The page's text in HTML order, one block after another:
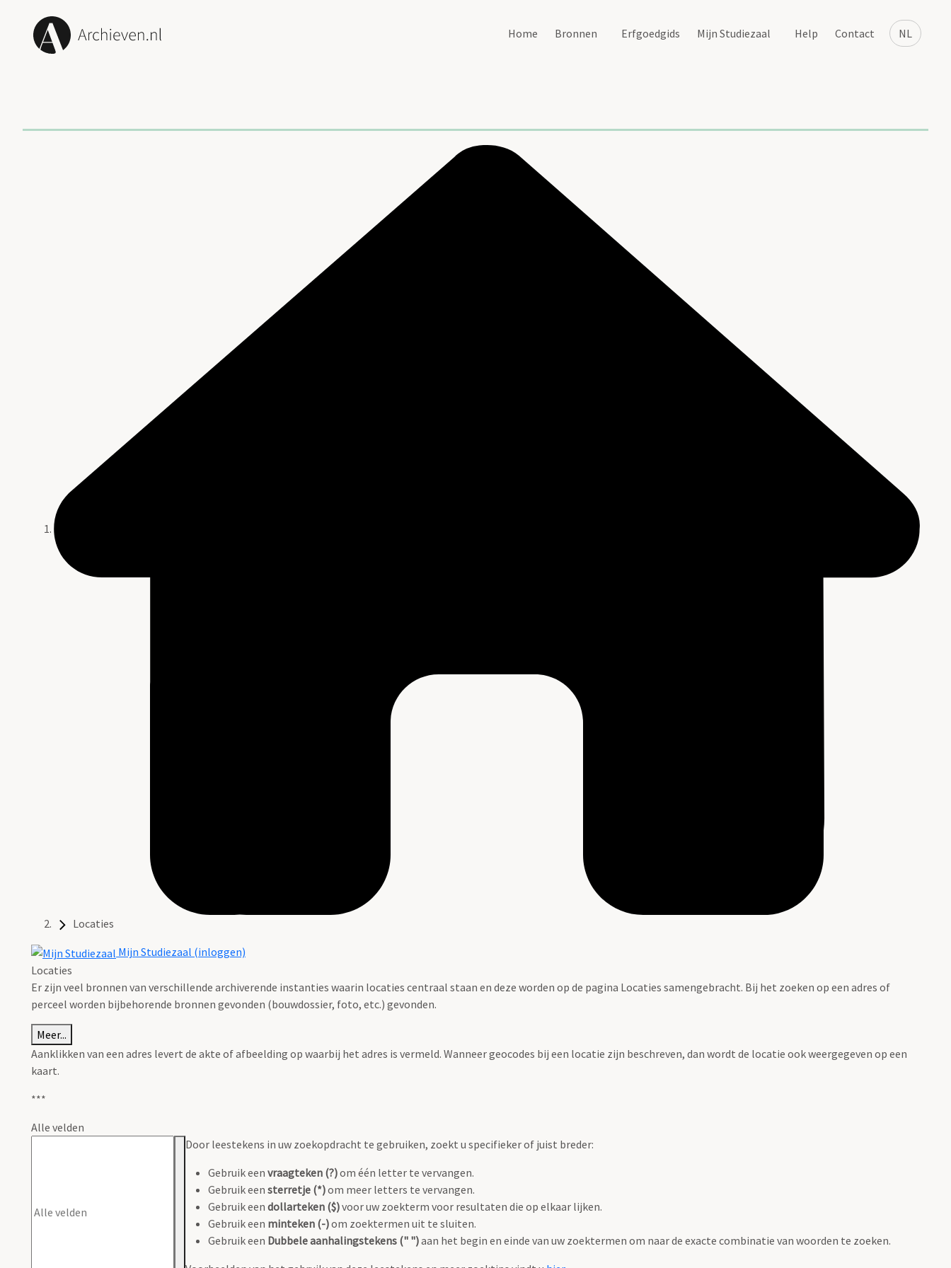
NL
Home Bronnen Erfgoedgids Mijn Studiezaal Help Contact
Locaties
Mijn Studiezaal (inloggen)
Locaties
Er zijn veel bronnen van verschillende archiverende instanties waarin locaties centraal staan en deze worden op de pagina Locaties samengebracht. Bij het zoeken op een adres of
perceel worden bijbehorende bronnen gevonden (bouwdossier, foto, etc.) gevonden.
Meer...
Aanklikken van een adres levert de akte of afbeelding op waarbij het adres is vermeld. Wanneer geocodes bij een locatie zijn beschreven, dan wordt de locatie ook weergegeven op een
kaart.
***
Alle velden
Door leestekens in uw zoekopdracht te gebruiken, zoekt u specifieker of juist breder:
Gebruik een vraagteken (?)om één letter te vervangen.
Gebruik een sterretje (*)om meer letters te vervangen.
Gebruik een dollarteken ($)voor uw zoekterm voor resultaten die op elkaar lijken.
Gebruik een minteken (-)om zoektermen uit te sluiten.
Gebruik een Dubbele aanhalingstekens (" ")aan het begin en einde van uw zoektermen om naar de exacte combinatie van woorden te zoeken.